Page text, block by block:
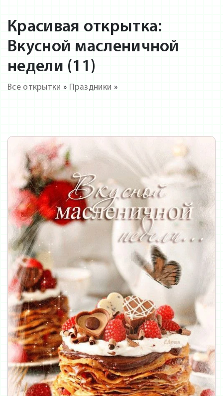
Красивая открытка:
Вкусной масленичной
недели (11)
Все открытки » Праздники »